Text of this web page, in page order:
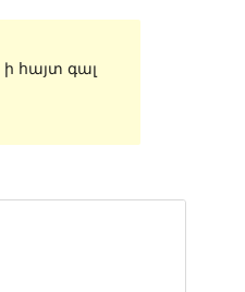
ի հայտ գալ